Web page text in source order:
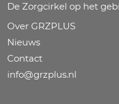
De Zorgcirkel op het
Over GRZPLUS
Nieuws
Contact
info@grzplus.nl